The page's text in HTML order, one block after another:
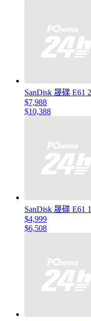
SanDisk 晟碟 E61
$7,988
$10,388
SanDisk 晟碟 E61
$4,999
$6,508